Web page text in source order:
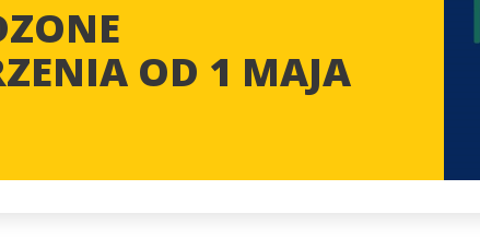
OD 1 MAJA